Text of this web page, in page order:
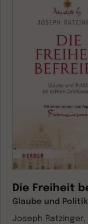
Die Freiheit
Glaube und
Joseph Ratzinger,